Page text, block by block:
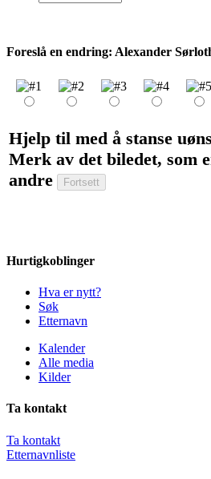
Foreslå en endring: Alexander
Hjelp til med å stanse
Merk av det biledet, som
andre
Hurtigkoblinger
Hva er nytt?
Søk
Etternavn
Kalender
Alle media
Kilder
Ta kontakt
Ta kontakt
Etternavnliste